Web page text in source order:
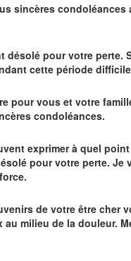
sincères condoléances
désolé pour votre perte.
cette période
pour vous et votre
condoléances.
exprimer à quel
pour votre perte. Je
de votre être cher
au milieu de la douleur.